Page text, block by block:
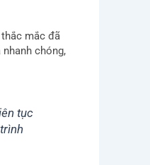
mắc đã
chóng,
tục